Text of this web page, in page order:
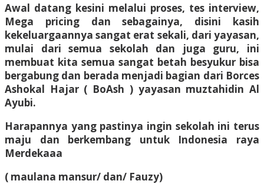
Awal datang kesini melalui proses, tes interview,
Mega pricing dan sebagainya, disini kasih
kekeluargaannya sangat erat sekali, dari yayasan,
mulai dari semua sekolah dan juga guru, ini
membuat kita semua sangat betah besyukur bisa
bergabung dan berada menjadi bagian dari Borces
Ashokal Hajar ( BoAsh ) yayasan muztahidin Al
Ayubi.
Harapannya yang pastinya ingin sekolah ini terus
maju dan berkembang untuk Indonesia raya
Merdekaaa
( maulana mansur/ dan/ Fauzy)